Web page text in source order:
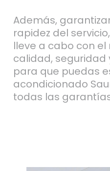
Además,
rapidez del
lleve a cabo con
calidad, seguridad
para que puedas
acondicionado
todas las